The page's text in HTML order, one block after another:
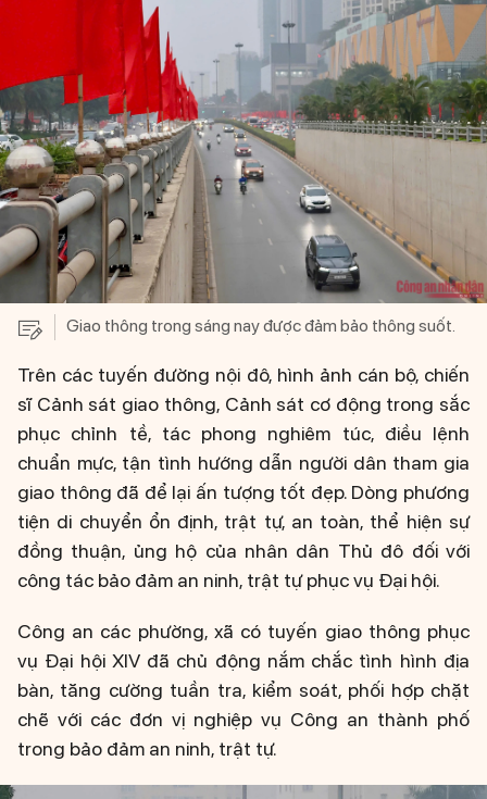
Giao thông trong sáng nay được đảm bảo thông suốt.
Trên các tuyến đường nội đô, hình ảnh cán bộ, chiến
sĩ Cảnh sát giao thông, Cảnh sát cơ động trong sắc
phục chỉnh tề, tác phong nghiêm túc, điều lệnh
chuẩn mực, tận tình hướng dẫn người dân tham gia
giao thông đã để lại ấn tượng tốt đẹp. Dòng phương
tiện di chuyển ổn định, trật tự, an toàn, thể hiện sự
đồng thuận, ủng hộ của nhân dân Thủ đô đối với
công tác bảo đảm an ninh, trật tự phục vụ Đại hội.
Công an các phường, xã có tuyến giao thông phục
vụ Đại hội XIV đã chủ động nắm chắc tình hình địa
bàn, tăng cường tuần tra, kiểm soát, phối hợp chặt
chẽ với các đơn vị nghiệp vụ Công an thành phố
trong bảo đảm an ninh, trật tự.